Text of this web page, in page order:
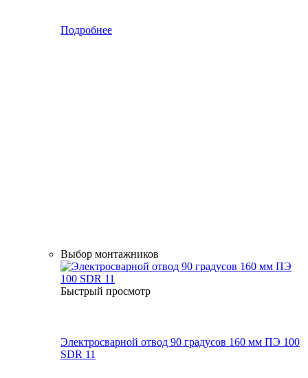
Подробнее
Выбор монтажников
Быстрый просмотр
Электросварной отвод 90 градусов 160 мм ПЭ 100
SDR 11